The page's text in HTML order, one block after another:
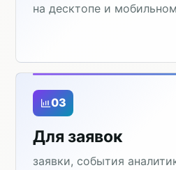
на десктопе и
03
Для заявок
заявки, события